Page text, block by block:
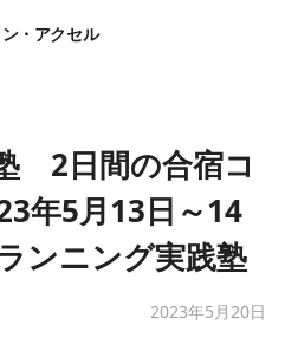
・アクセル
2日間の合宿コ
年5月13日～14
ンニング実践塾
2023年5月20日